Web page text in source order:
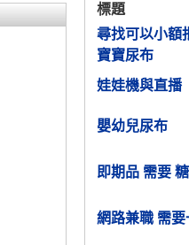
標題
尋找可以小額
寶寶尿布
娃娃機與直播
嬰幼兒尿布
即期品 需要
網路兼職 需